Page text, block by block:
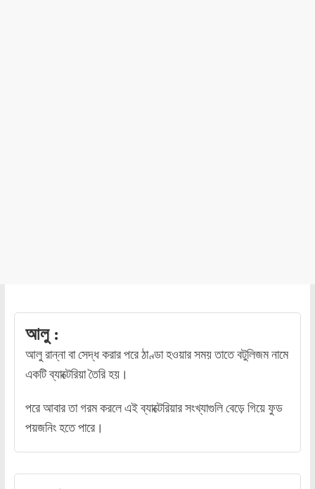
আলু :
আলু রান্না বা সেদ্ধ করার পরে ঠাণ্ডা হওয়ার সময় তাতে বটুলিজম নামে
একটি ব্যাক্টেরিয়া তৈরি হয়।
পরে আবার তা গরম করলে এই ব্যাক্টেরিয়ার সংখ্যাগুলি বেড়ে গিয়ে ফুড
পয়জনিং হতে পারে।